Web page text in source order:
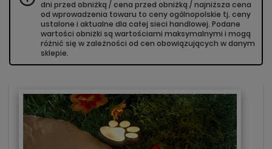
dni przed obniżką / cena przed obniżką / najniższa cena
od wprowadzenia towaru to ceny ogólnopolskie tj. ceny
ustalone i aktualne dla całej sieci handlowej. Podane
wartości obniżki są wartościami maksymalnymi i mogą
różnić się w zależności od cen obowiązujących w danym
sklepie.